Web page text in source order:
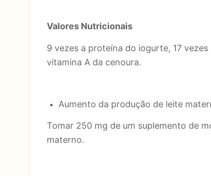
Valores Nutricionais
9 vezes a proteína do iogurte, 17
vitamina A da cenoura.
Aumento da produção de leite
Tomar 250 mg de um suplemento de
materno.